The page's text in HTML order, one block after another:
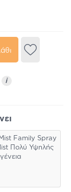
i
Family Spray
Πολύ Υψηλής